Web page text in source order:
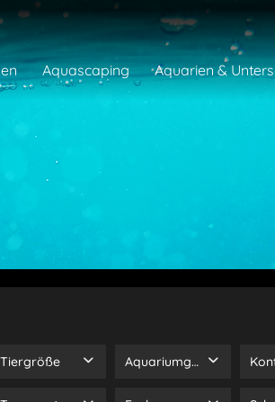
Aquascaping Aquarien &
Tiergröße Aquariumgröße